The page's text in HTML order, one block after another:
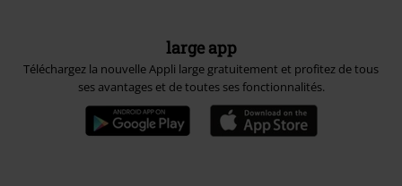
large app
Téléchargez la nouvelle Appli large gratuitement et profitez de tous
ses avantages et de toutes ses fonctionnalités.